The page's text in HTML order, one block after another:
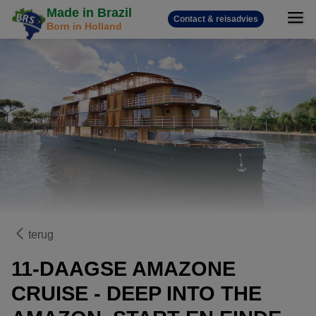
Made in Brazil
Born in Holland
Contact & reisadvies
terug
11-DAAGSE AMAZONE
CRUISE - DEEP INTO THE